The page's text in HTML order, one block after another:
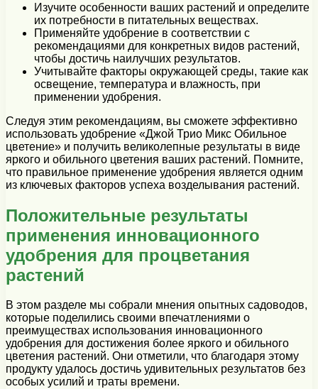
Изучите особенности ваших растений и определите
их потребности в питательных веществах.
Применяйте удобрение в соответствии с
рекомендациями для конкретных видов растений,
чтобы достичь наилучших результатов.
Учитывайте факторы окружающей среды, такие как
освещение, температура и влажность, при
применении удобрения.
Следуя этим рекомендациям, вы сможете эффективно
использовать удобрение «Джой Трио Микс Обильное
цветение» и получить великолепные результаты в виде
яркого и обильного цветения ваших растений. Помните,
что правильное применение удобрения является одним
из ключевых факторов успеха возделывания растений.
Положительные результаты
применения инновационного
удобрения для процветания
растений
В этом разделе мы собрали мнения опытных садоводов,
которые поделились своими впечатлениями о
преимуществах использования инновационного
удобрения для достижения более яркого и обильного
цветения растений. Они отметили, что благодаря этому
продукту удалось достичь удивительных результатов без
особых усилий и траты времени.